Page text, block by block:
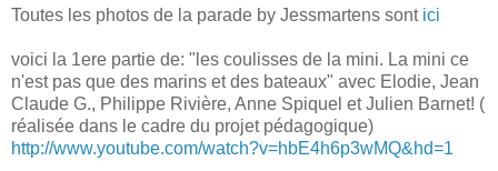
Toutes les photos de la parade by Jessmartens sont ici
voici la 1ere partie de: "les coulisses de la mini. La mini ce
n'est pas que des marins et des bateaux" avec Elodie, Jean
Claude G., Philippe Rivière, Anne Spiquel et Julien Barnet! (
réalisée dans le cadre du projet pédagogique)
http://www.youtube.com/watch?v=hbE4h6p3wMQ&hd=1